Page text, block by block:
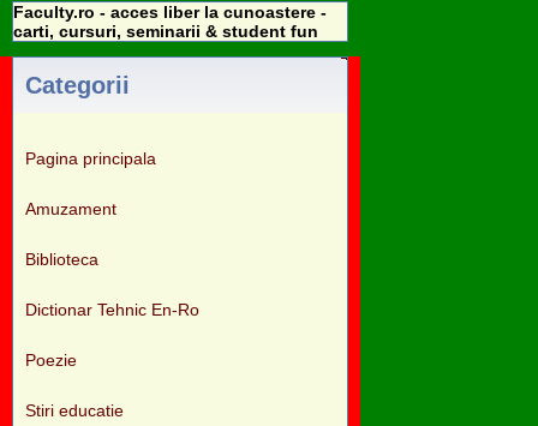
Faculty.ro - acces liber la cunoastere -
carti, cursuri, seminarii & student fun
Categorii
Pagina principala
Amuzament
Biblioteca
Dictionar Tehnic En-Ro
Poezie
Stiri educatie